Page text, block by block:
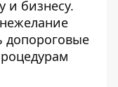
и бизнесу.
допороговые